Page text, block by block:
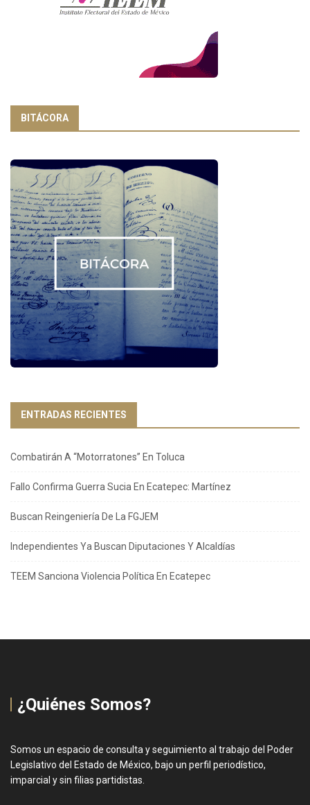
BITÁCORA
ENTRADAS RECIENTES
Combatirán A “Motorratones” En Toluca
Fallo Confirma Guerra Sucia En Ecatepec: Martínez
Buscan Reingeniería De La FGJEM
Independientes Ya Buscan Diputaciones Y Alcaldías
TEEM Sanciona Violencia Política En Ecatepec
¿Quiénes Somos?
Somos un espacio de consulta y seguimiento al trabajo del Poder
Legislativo del Estado de México, bajo un perfil periodístico,
imparcial y sin filias partidistas.